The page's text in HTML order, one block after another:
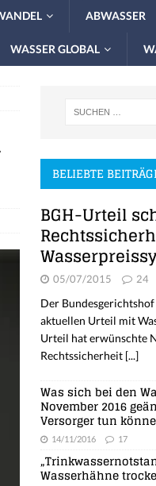
ABWASSER
WASSER GLOBAL
BELIEBTE
BGH-Urteil
05/07/2015 24
Der
aktuellen Urteil mit
Urteil hat erwünschte
Rechtssicherheit [...]
Was sich bei den
November 2016
Versorger tun
14/11/2016 17
Wasserhähne